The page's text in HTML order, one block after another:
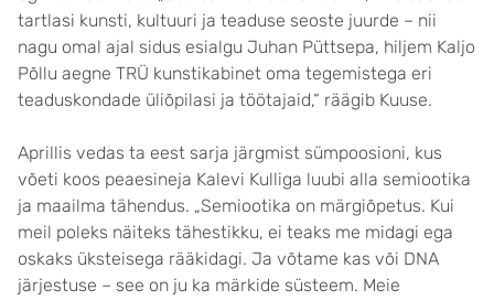
tartlasi kunsti, kultuuri ja teaduse seoste juurde – nii
nagu omal ajal sidus esialgu Juhan Püttsepa, hiljem Kaljo
Põllu aegne TRÜ kunstikabinet oma tegemistega eri
teaduskondade üliõpilasi ja töötajaid,“ räägib Kuuse.
Aprillis vedas ta eest sarja järgmist sümpoosioni, kus
võeti koos peaesineja Kalevi Kulliga luubi alla semiootika
ja maailma tähendus. „Semiootika on märgiõpetus. Kui
meil poleks näiteks tähestikku, ei teaks me midagi ega
oskaks üksteisega rääkidagi. Ja võtame kas või DNA
järjestuse – see on ju ka märkide süsteem. Meie